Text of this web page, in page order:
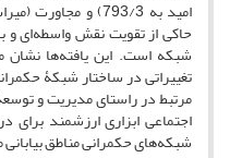
حاکی از تقویت نقش واسطه‌ای
شبکه است. این یافته‌ها
تغییراتی در ساختار شبکۀ
مرتبط در راستای مدیریت و
اجتماعی ابزاری ارزشمند
شبکه‌های حکمرانی مناطق